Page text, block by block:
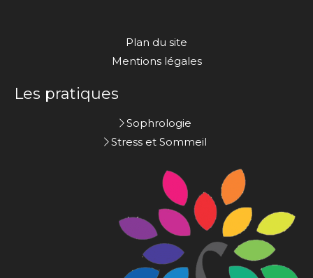
Plan du site
Mentions légales
Les pratiques
Sophrologie
Stress et Sommeil